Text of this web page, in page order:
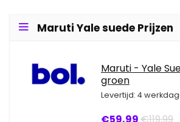
Maruti Yale suede Prijzen
Maruti - Yale
groen
Levertijd: 4